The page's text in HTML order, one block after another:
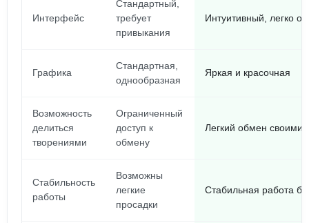
Интерфейс
Стандартный,
требует
привыкания
Интуитивный, легко
Графика
Стандартная,
однообразная
Яркая и красочная
Возможность
делиться
творениями
Ограниченный
доступ к
обмену
Легкий обмен своими
Стабильность
работы
Возможны
легкие
просадки
Стабильная работа